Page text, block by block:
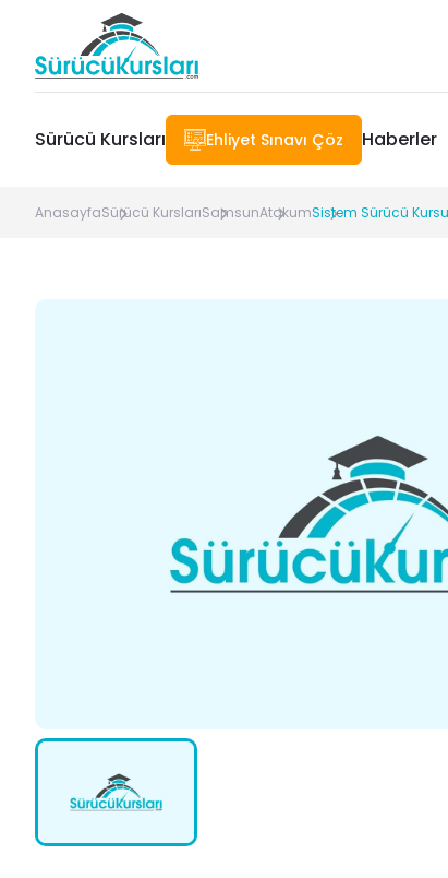
Sürücü Kursları Ehliyet Sınavı Çöz Haberler
AnasayfaSürücü KurslarıSamsunAtakumSistem Sürücü Kursu